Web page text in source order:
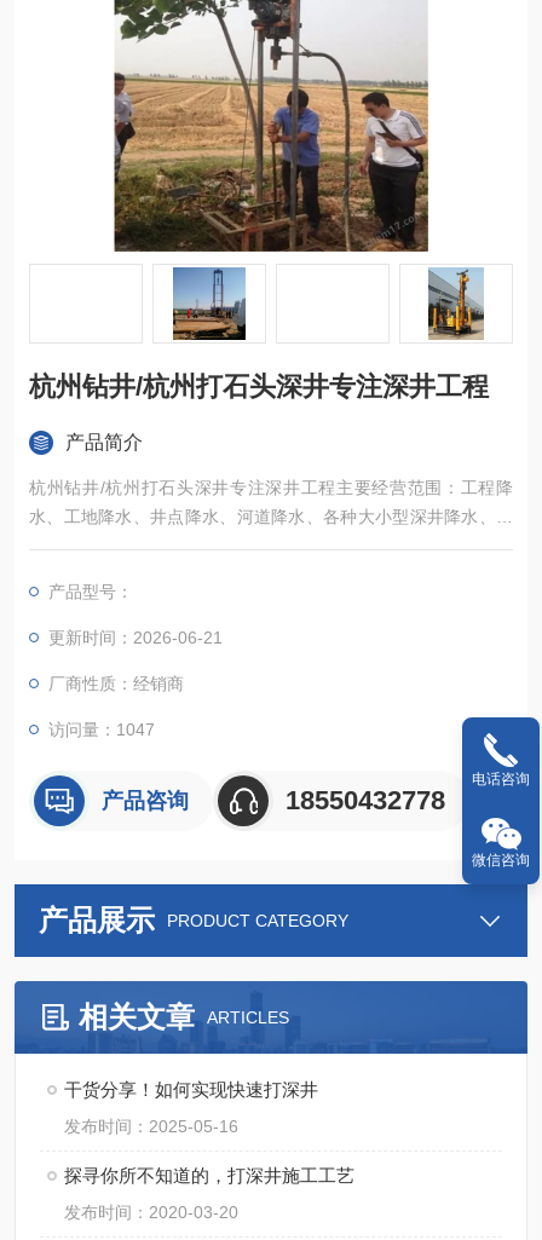
杭州钻井/杭州打石头深井专注深井工程
产品简介
杭州钻井/杭州打石头深井专注深井工程主要经营范围：工程降
水、工地降水、井点降水、河道降水、各种大小型深井降水、快
速钻井、各种工厂、公司、集团、深井用水、岩石井、水利、洗
护桩、路基打桩、桥梁打桩、各种大小工地桩基等
产品型号：
更新时间：2026-06-21
厂商性质：经销商
访问量：1047
产品咨询 18550432778
产品展示 PRODUCT CATEGORY
相关文章 ARTICLES
干货分享！如何实现快速打深井
发布时间：2025-05-16
探寻你所不知道的，打深井施工工艺
发布时间：2020-03-20
电话咨询
微信咨询